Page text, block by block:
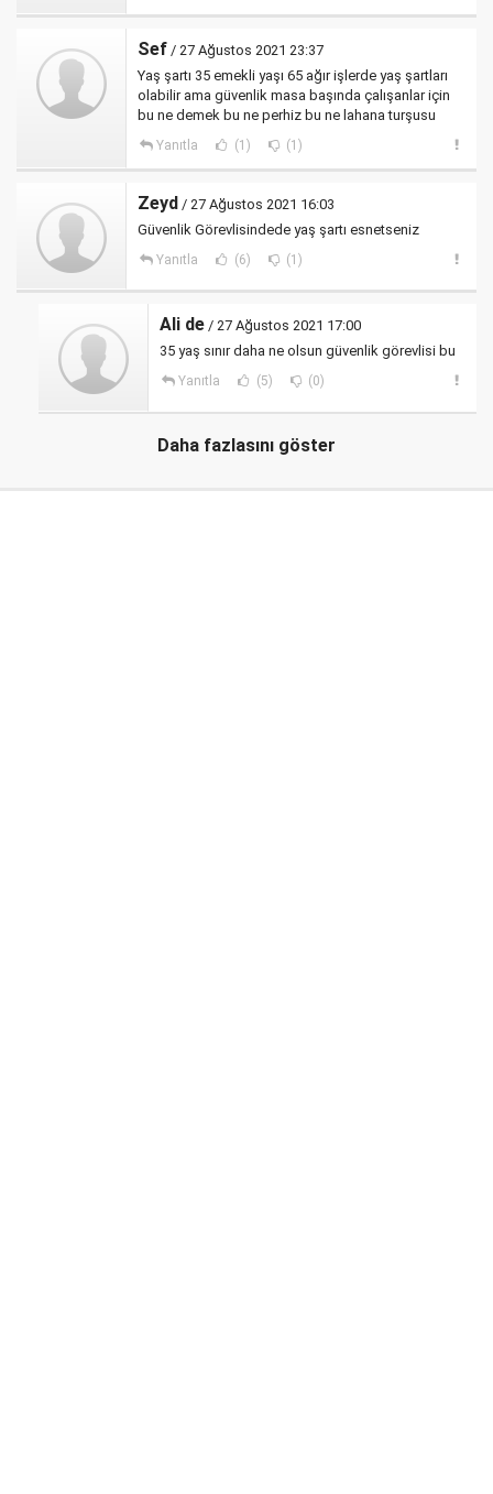
Sef / 27 Ağustos 2021 23:37
Yaş şartı 35 emekli yaşı 65 ağır işlerde yaş şartları
olabilir ama güvenlik masa başında çalışanlar için
bu ne demek bu ne perhiz bu ne lahana turşusu
Yanıtla (1) (1)
Zeyd / 27 Ağustos 2021 16:03
Güvenlik Görevlisindede yaş şartı esnetseniz
Yanıtla (6) (1)
Ali de / 27 Ağustos 2021 17:00
35 yaş sınır daha ne olsun güvenlik görevlisi bu
Yanıtla (5) (0)
Daha fazlasını göster